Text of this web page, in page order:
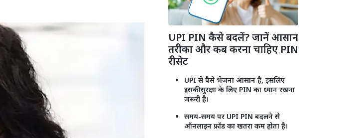
UPI PIN कैसे बदलें? जानें आसान
तरीका और कब करना चाहिए PIN
रीसेट
UPI से पैसे भेजना आसान है, इसलिए
इसकी सुरक्षा के लिए PIN का ध्यान रखना
जरूरी है।
समय-समय पर UPI PIN बदलने से
ऑनलाइन फ्रॉड का खतरा कम होता है।